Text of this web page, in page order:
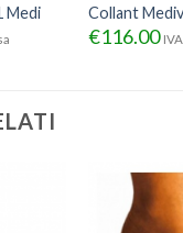
Medi Collant
€116.00